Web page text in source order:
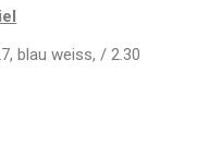
blau weiss, / 2.30